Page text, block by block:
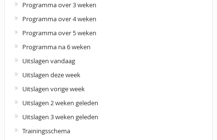
Programma over 3 weken
Programma over 4 weken
Programma over 5 weken
Programma na 6 weken
Uitslagen vandaag
Uitslagen deze week
Uitslagen vorige week
Uitslagen 2 weken geleden
Uitslagen 3 weken geleden
Trainingsschema